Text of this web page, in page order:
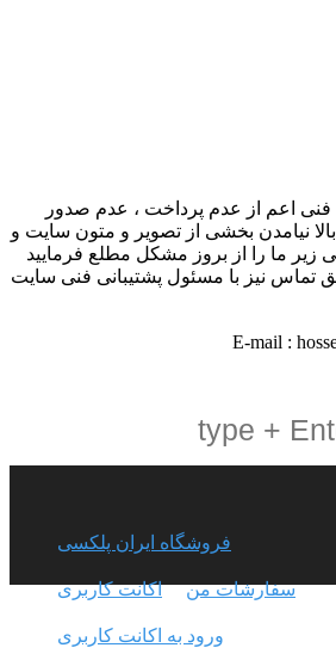
اعم از عدم پرداخت ، عدم صدور
نیامدن بخشی از تصویر و متون سایت و
زیر ما را از بروز مشکل مطلع فرمایید
تماس نیز با مسئول پشتیبانی فنی سایت
E-mail :
فروشگاه ایران پلکسی
اکانت کاربری سفارشات من
ورود به اکانت کاربری